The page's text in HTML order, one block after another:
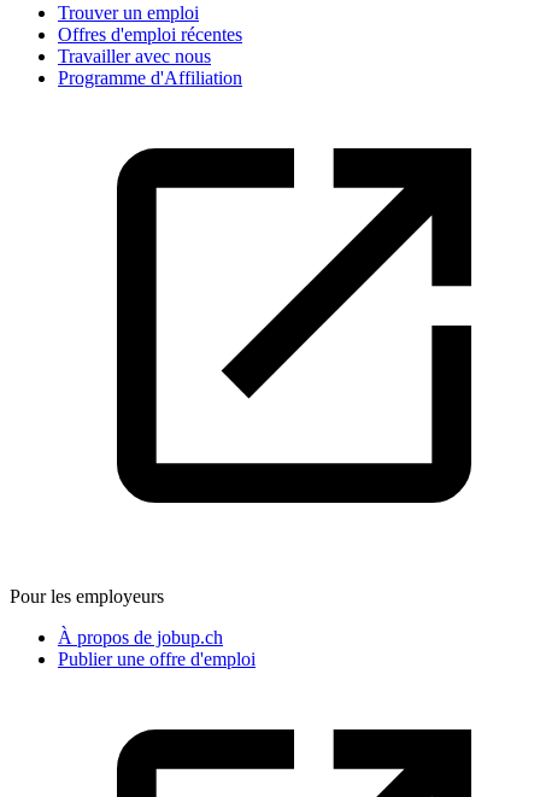
Trouver un emploi
Offres d'emploi récentes
Travailler avec nous
Programme d'Affiliation
Pour les employeurs
À propos de jobup.ch
Publier une offre d'emploi